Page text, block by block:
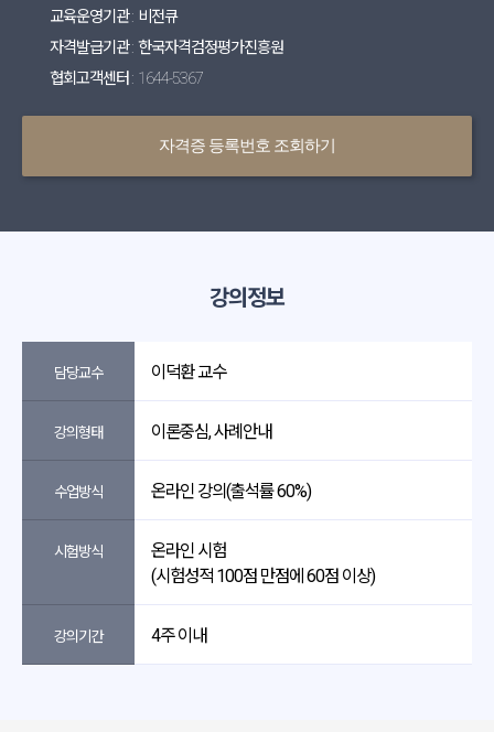
교육운영기관 : 비전큐
자격발급기관 : 한국자격검정평가진흥원
협회고객센터 : 1644-5367
자격증 등록번호 조회하기
강의정보
담당교수 이덕환 교수
강의형태 이론중심, 사례안내
수업방식 온라인 강의(출석률 60%)
시험방식
온라인 시험
(시험성적 100점 만점에 60점 이상)
강의기간 4주 이내